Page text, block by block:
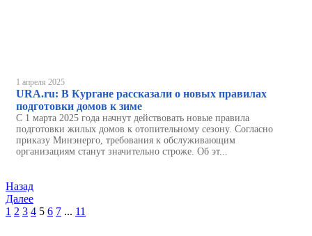
1 апреля 2025
URA.ru: В Кургане рассказали о новых правилах
подготовки домов к зиме
С 1 марта 2025 года начнут действовать новые правила
подготовки жилых домов к отопительному сезону. Согласно
приказу Минэнерго, требования к обслуживающим
организациям станут значительно строже. Об эт...
Назад
Далее
1 2 3 4 5 6 7 ... 11